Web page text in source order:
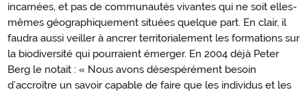
incarnées, et pas de communautés vivantes qui ne soit elles-
mêmes géographiquement situées quelque part. En clair, il
faudra aussi veiller à ancrer territorialement les formations sur
la biodiversité qui pourraient émerger. En 2004 déjà Peter
Berg le notait : « Nous avons désespérément besoin
d’accroître un savoir capable de faire que les individus et les